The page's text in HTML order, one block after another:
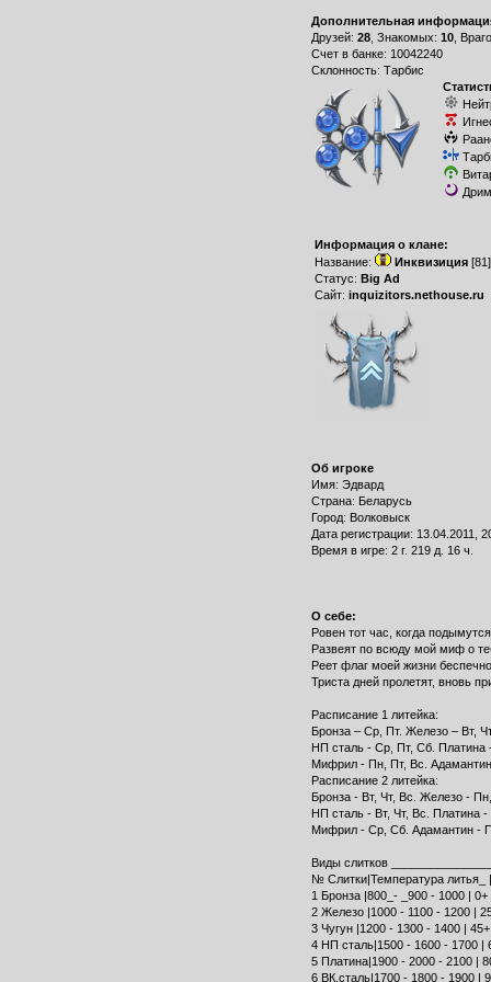
Дополнительная
Друзей: 28, Знакомых: 10,
Счет в банке: 10042240
Склонность: Тарбис
Информация о клане:
Название:
Инквизиция
Статус: Big Ad
Сайт: inquizitors.nethouse.ru
Об игроке
Имя: Эдвард
Страна: Беларусь
Город: Волковыск
Дата регистрации: 13.04.2011,
Время в игре: 2 г. 219 д. 16 ч.
О себе:
Ровен тот час, когда
Развеят по всюду мой миф о
Реет флаг моей жизни
Триста дней пролетят, вновь
Расписание 1 литейка:
Бронза – Ср, Пт. Железо – Вт,
НП сталь - Ср, Пт, Сб. Платина
Мифрил - Пн, Пт, Вс.
Расписание 2 литейка:
Бронза - Вт, Чт, Вс. Железо -
НП сталь - Вт, Чт, Вс. Платина
Мифрил - Ср, Сб. Адамантин -
Виды слитков
№ Слитки|Температура
1 Бронза |800_- _900 - 1000 |
2 Железо |1000 - 1100 - 1200 |
3 Чугун |1200 - 1300 - 1400 |
4 НП сталь|1500 - 1600 - 1700 |
5 Платина|1900 - 2000 - 2100 |
6 ВК.сталь|1700 - 1800 - 1900 |